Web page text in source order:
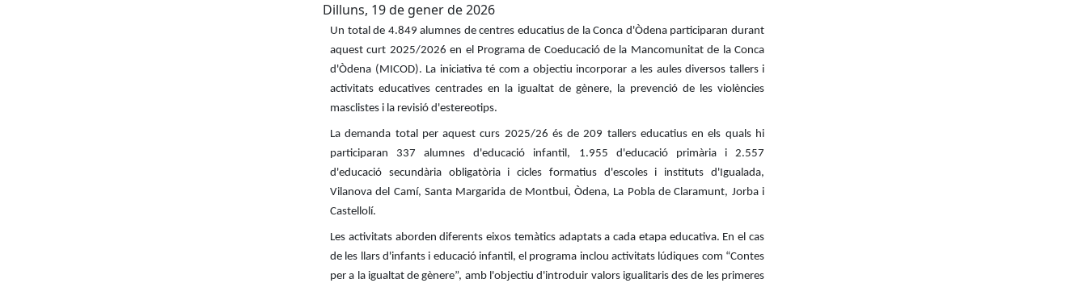
Dilluns, 19 de gener de 2026
Un total de 4.849 alumnes de centres educatius de la Conca d'Òdena participaran durant
aquest curt 2025/2026 en el Programa de Coeducació de la Mancomunitat de la Conca
d'Òdena (MICOD). La iniciativa té com a objectiu incorporar a les aules diversos tallers i
activitats educatives centrades en la igualtat de gènere, la prevenció de les violències
masclistes i la revisió d'estereotips.
La demanda total per aquest curs 2025/26 és de 209 tallers educatius en els quals hi
participaran 337 alumnes d'educació infantil, 1.955 d'educació primària i 2.557
d'educació secundària obligatòria i cicles formatius d'escoles i instituts d'Igualada,
Vilanova del Camí, Santa Margarida de Montbui, Òdena, La Pobla de Claramunt, Jorba i
Castellolí.
Les activitats aborden diferents eixos temàtics adaptats a cada etapa educativa. En el cas
de les llars d'infants i educació infantil, el programa inclou activitats lúdiques com “Contes
per a la igualtat de gènere”, amb l'objectiu d'introduir valors igualitaris des de les primeres